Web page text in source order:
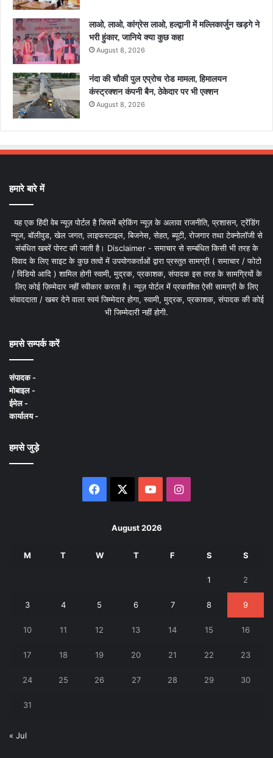
लाओ, लाओ, कांग्रेस लाओ, हल्द्वानी में मल्लिकार्जुन खड़गे ने
भरी हुंकार, जानिये क्या कुछ कहा
August 8, 2026
नंदा की चौकी पुल एप्रोच रोड मामला, हिमालयन
कंस्ट्रक्शन कंपनी बैन, ठेकेदार पर भी एक्शन
August 8, 2026
हमारे बारे में
यह एक हिंदी वेब न्यूज़ पोर्टल है जिसमें ब्रेकिंग न्यूज़ के अलावा राजनीति, प्रशासन, ट्रेंडिंग
न्यूज, बॉलीवुड, खेल जगत, लाइफस्टाइल, बिजनेस, सेहत, ब्यूटी, रोजगार तथा टेक्नोलॉजी से
संबंधित खबरें पोस्ट की जाती है। Disclaimer - समाचार से सम्बंधित किसी भी तरह के
विवाद के लिए साइट के कुछ तत्वों में उपयोगकर्ताओं द्वारा प्रस्तुत सामग्री ( समाचार / फोटो
/ विडियो आदि ) शामिल होगी स्वामी, मुद्रक, प्रकाशक, संपादक इस तरह के सामग्रियों के
लिए कोई ज़िम्मेदार नहीं स्वीकार करता है। न्यूज़ पोर्टल में प्रकाशित ऐसी सामग्री के लिए
संवाददाता / खबर देने वाला स्वयं जिम्मेदार होगा, स्वामी, मुद्रक, प्रकाशक, संपादक की कोई
भी जिम्मेदारी नहीं होगी.
हमसे सम्पर्क करें
संपादक -
मोबाइल -
ईमेल -
कार्यालय -
हमसे जुड़े
Facebook YouTubeInstagram
August 2026
M T W T F S S
1 2
3 4 5 6 7 8 9
10 11 12 13 14 15 16
17 18 19 20 21 22 23
24 25 26 27 28 29 30
31
« Jul